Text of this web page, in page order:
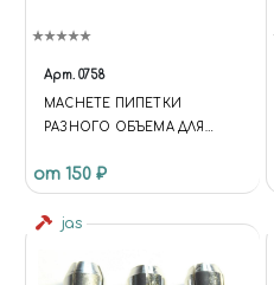
Арт. 0758
MACHETE ПИПЕТКИ
РАЗНОГО ОБЪЕМА ДЛЯ
от 150 ₽
jas